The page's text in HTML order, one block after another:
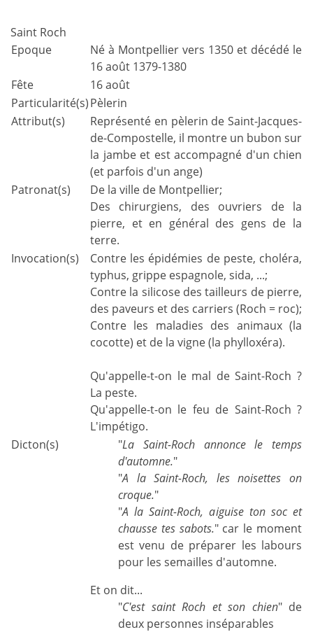
Saint Roch
Epoque
Né à Montpellier vers 1350 et décédé le
16 août 1379-1380
Fête
16 août
Particularité(s)Pèlerin
Attribut(s)
Représenté en pèlerin de Saint-Jacques-
de-Compostelle, il montre un bubon sur
la jambe et est accompagné d'un chien
(et parfois d'un ange)
Patronat(s)
De la ville de Montpellier;
Des chirurgiens, des ouvriers de la
pierre, et en général des gens de la
terre.
Invocation(s)
Contre les épidémies de peste, choléra,
typhus, grippe espagnole, sida, ...;
Contre la silicose des tailleurs de pierre,
des paveurs et des carriers (Roch = roc);
Contre les maladies des animaux (la
cocotte) et de la vigne (la phylloxéra).
Qu'appelle-t-on le mal de Saint-Roch ?
La peste.
Qu'appelle-t-on le feu de Saint-Roch ?
L'impétigo.
Dicton(s)
"La Saint-Roch annonce le temps
d'automne."
"A la Saint-Roch, les noisettes on
croque."
"A la Saint-Roch, aiguise ton soc et
chausse tes sabots." car le moment
est venu de préparer les labours
pour les semailles d'automne.
Et on dit...
"C'est saint Roch et son chien" de
deux personnes inséparables